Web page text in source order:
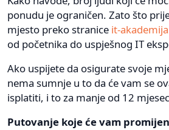
ponudu je ograničen. Zato što
mjesto preko stranice it-
od početnika do uspješnog IT
Ako uspijete da osigurate svoje
nema sumnje u to da će vam se
isplatiti, i to za manje od 12
Putovanje koje će vam